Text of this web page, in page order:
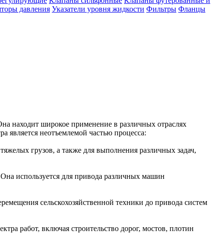
давления Указатели уровня жидкости Фильтры Фланцы
находит широкое применение в различных отраслях
является неотъемлемой частью процесса:
грузов, а также для выполнения различных задач,
используется для привода различных машин
сельскохозяйственной техники до привода систем
работ, включая строительство дорог, мостов, плотин